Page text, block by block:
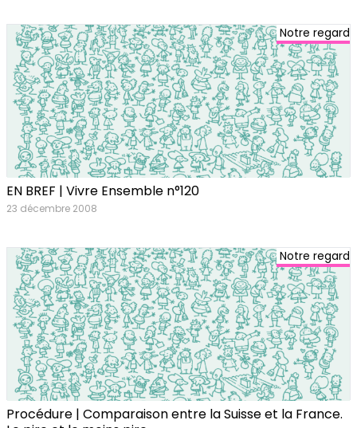
Notre regard
EN BREF | Vivre Ensemble n°120
23 décembre 2008
Notre regard
Procédure | Comparaison entre la Suisse et la France.